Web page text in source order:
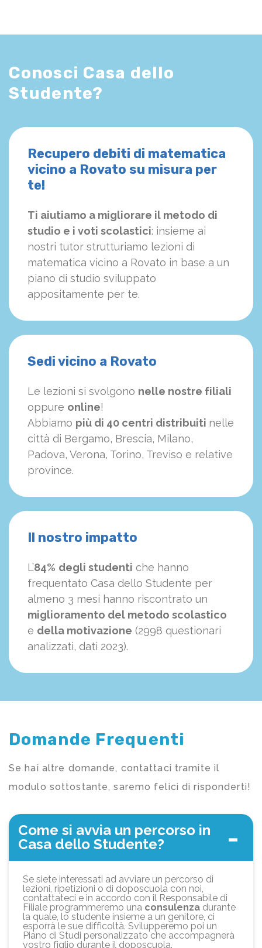
Conosci Casa dello
Studente?
Recupero debiti di matematica
vicino a Rovato su misura per
te!
Ti aiutiamo a migliorare il metodo di
studio e i voti scolastici: insieme ai
nostri tutor strutturiamo lezioni di
matematica vicino a Rovato in base a un
piano di studio sviluppato
appositamente per te.
Sedi vicino a Rovato
Le lezioni si svolgono nelle nostre filiali
oppure online!
Abbiamo più di 40 centri distribuiti nelle
città di Bergamo, Brescia, Milano,
Padova, Verona, Torino, Treviso e relative
province.
Il nostro impatto
L’84% degli studenti che hanno
frequentato Casa dello Studente per
almeno 3 mesi hanno riscontrato un
miglioramento del metodo scolastico
e della motivazione (2998 questionari
analizzati, dati 2023).
Domande Frequenti
Se hai altre domande, contattaci tramite il
modulo sottostante, saremo felici di risponderti!
Come si avvia un percorso in
Casa dello Studente?
Se siete interessati ad avviare un percorso di
lezioni, ripetizioni o di doposcuola con noi,
contattateci e in accordo con il Responsabile di
Filiale programmeremo una consulenza durante
la quale, lo studente insieme a un genitore, ci
esporrà le sue difficoltà. Svilupperemo poi un
Piano di Studi personalizzato che accompagnerà
vostro figlio durante il doposcuola.